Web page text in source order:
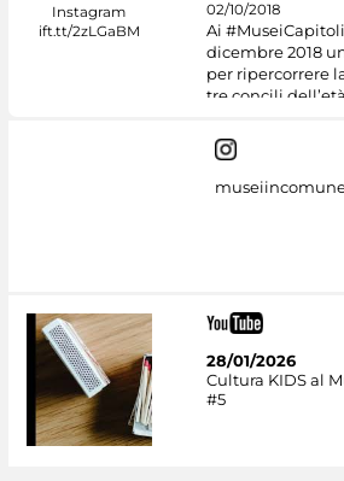
02/10/2018
Ai
dicembre 2018
per ripercorrere
tre concili
28/01/2026
Cultura KIDS al
#5